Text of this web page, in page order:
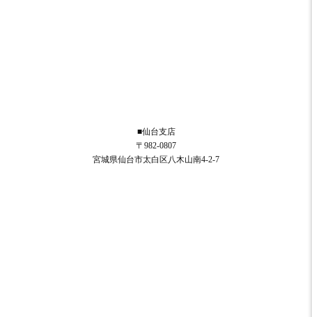
■仙台支店
〒982-0807
宮城県仙台市太白区八木山南4-2-7